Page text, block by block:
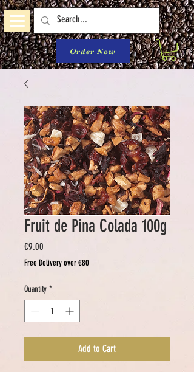
Order Now
Fruit de Pina Colada 100g
€9.00
Free Delivery over €80
Quantity *
Add to Cart